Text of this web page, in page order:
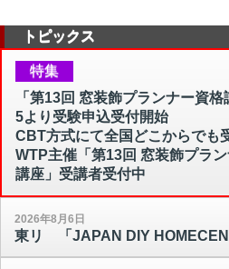
トピックス
特集
「第13回 窓装飾プランナー資
5より受験申込受付開始
CBT方式にて全国どこからでも
WTP主催「第13回 窓装飾プラ
講座」受講者受付中
2026年8月6日
東リ 「JAPAN DIY